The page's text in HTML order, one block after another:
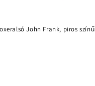
John Frank, piros színű